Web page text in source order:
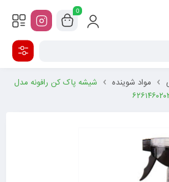
0
مواد شوینده
شیشه پاک کن رافونه مدل